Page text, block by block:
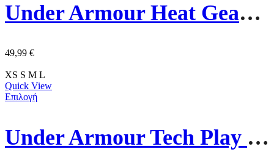
Under Armour Heat Gear Running Γυναικείο Κολάν 1365336-001 Μαύρο
49,99 €
XS S M L
Quick View
Επιλογή
Under Armour Tech Play Up 2in1 Γυναικείο Σορτς/Κολαν 1389895-001 Μαύρο